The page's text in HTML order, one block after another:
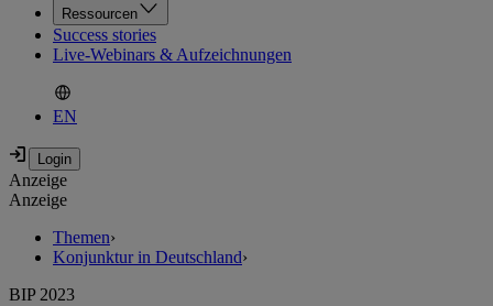
Ressourcen
Success stories
Live-Webinars & Aufzeichnungen
EN
Anzeige
Anzeige
Themen›
Konjunktur in Deutschland›
BIP 2023